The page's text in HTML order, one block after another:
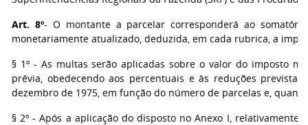
Art. 8º- O montante a parcelar corresponderá ao
monetariamente atualizado, deduzida, em cada rubrica, a
§ 1º - As multas serão aplicadas sobre o valor do imposto
prévia, obedecendo aos percentuais e às reduções previstas
dezembro de 1975, em função do número de parcelas e,
§ 2º - Após a aplicação do disposto no Anexo I,